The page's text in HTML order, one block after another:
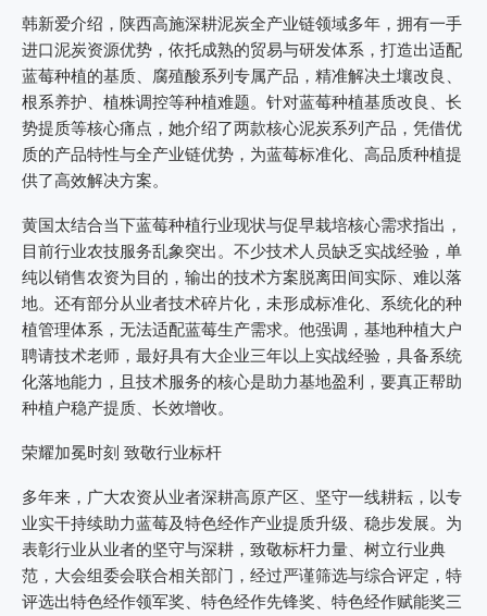
韩新爱介绍，陕西高施深耕泥炭全产业链领域多年，拥有一手
进口泥炭资源优势，依托成熟的贸易与研发体系，打造出适配
蓝莓种植的基质、腐殖酸系列专属产品，精准解决土壤改良、
根系养护、植株调控等种植难题。针对蓝莓种植基质改良、长
势提质等核心痛点，她介绍了两款核心泥炭系列产品，凭借优
质的产品特性与全产业链优势，为蓝莓标准化、高品质种植提
供了高效解决方案。
黄国太结合当下蓝莓种植行业现状与促早栽培核心需求指出，
目前行业农技服务乱象突出。不少技术人员缺乏实战经验，单
纯以销售农资为目的，输出的技术方案脱离田间实际、难以落
地。还有部分从业者技术碎片化，未形成标准化、系统化的种
植管理体系，无法适配蓝莓生产需求。他强调，基地种植大户
聘请技术老师，最好具有大企业三年以上实战经验，具备系统
化落地能力，且技术服务的核心是助力基地盈利，要真正帮助
种植户稳产提质、长效增收。
荣耀加冕时刻 致敬行业标杆
多年来，广大农资从业者深耕高原产区、坚守一线耕耘，以专
业实干持续助力蓝莓及特色经作产业提质升级、稳步发展。为
表彰行业从业者的坚守与深耕，致敬标杆力量、树立行业典
范，大会组委会联合相关部门，经过严谨筛选与综合评定，特
评选出特色经作领军奖、特色经作先锋奖、特色经作赋能奖三